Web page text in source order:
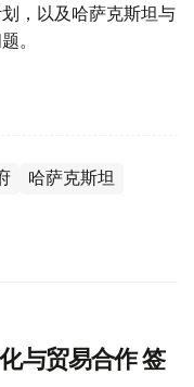
，以及哈萨克斯坦与
。
哈萨克斯坦
与贸易合作 签